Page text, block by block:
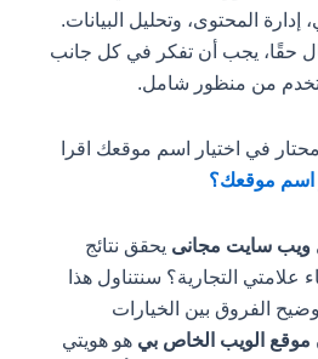
المحتوى، وتحليل البيانات.
حقًا، يجب أن تفكر في كل جانب
من منظور شامل.
في اختيار اسم موقعك اقرا
موقعك؟
سايت مجانىيحقق نتائج
التجارية؟ سنتناول هذا
الفروق بين الخيارات
الويب الخاص بيهو هويتي